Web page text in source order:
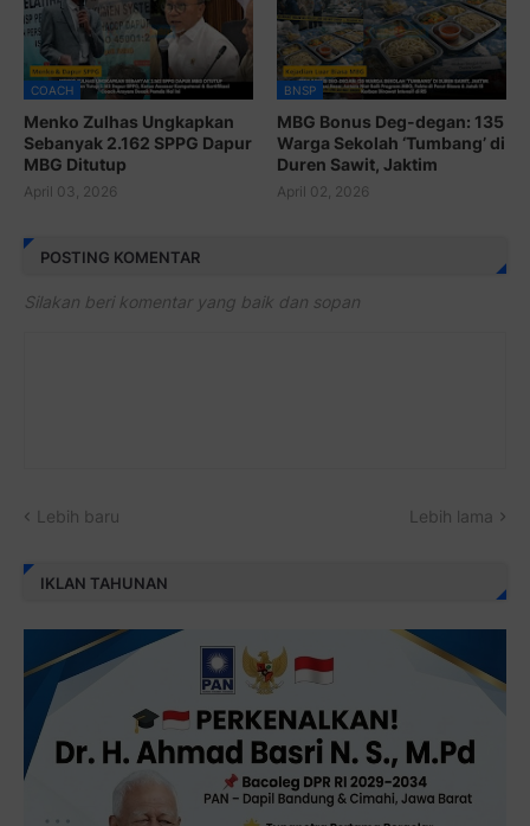
COACH
Menko Zulhas Ungkapkan
Sebanyak 2.162 SPPG Dapur
MBG Ditutup
April 03, 2026
BNSP
MBG Bonus Deg-degan: 135
Warga Sekolah ‘Tumbang’ di
Duren Sawit, Jaktim
April 02, 2026
POSTING KOMENTAR
Silakan beri komentar yang baik dan sopan
Lebih baru Lebih lama
IKLAN TAHUNAN